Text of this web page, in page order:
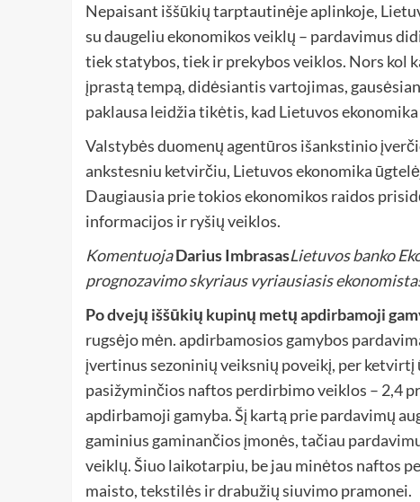
Nepaisant iššūkių tarptautinėje aplinkoje,
su daugeliu ekonomikos veiklų – pardavimus
tiek statybos, tiek ir prekybos veiklos. Nors kol
įprastą tempą, didėsiantis vartojimas,
paklausa leidžia tikėtis, kad Lietuvos
Valstybės duomenų agentūros išankstinio
ankstesniu ketvirčiu, Lietuvos ekonomika
Daugiausia prie tokios ekonomikos raidos
informacijos ir ryšių veiklos.
KomentuojaDarius ImbrasasLietuvos banko
prognozavimo skyriaus vyriausiasis
Po dvejų iššūkių kupinų metų apdirbamoji
rugsėjo mėn. apdirbamosios gamybos
įvertinus sezoninių veiksnių poveikį, per
pasižyminčios naftos perdirbimo veiklos – 2,4
apdirbamoji gamyba. Šį kartą prie pardavimų
gaminius gaminančios įmonės, tačiau
veiklų. Šiuo laikotarpiu, be jau minėtos naftos
maisto, tekstilės ir drabužių siuvimo pramonei.